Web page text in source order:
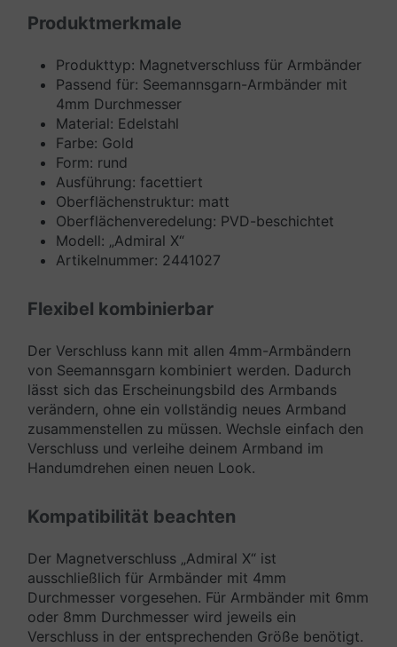
Produktmerkmale
Produkttyp: Magnetverschluss für Armbänder
Passend für: Seemannsgarn-Armbänder mit
4mm Durchmesser
Material: Edelstahl
Farbe: Gold
Form: rund
Ausführung: facettiert
Oberflächenstruktur: matt
Oberflächenveredelung: PVD-beschichtet
Modell: „Admiral X“
Artikelnummer: 2441027
Flexibel kombinierbar
Der Verschluss kann mit allen 4mm-Armbändern
von Seemannsgarn kombiniert werden. Dadurch
lässt sich das Erscheinungsbild des Armbands
verändern, ohne ein vollständig neues Armband
zusammenstellen zu müssen. Wechsle einfach den
Verschluss und verleihe deinem Armband im
Handumdrehen einen neuen Look.
Kompatibilität beachten
Der Magnetverschluss „Admiral X“ ist
ausschließlich für Armbänder mit 4mm
Durchmesser vorgesehen. Für Armbänder mit 6mm
oder 8mm Durchmesser wird jeweils ein
Verschluss in der entsprechenden Größe benötigt.